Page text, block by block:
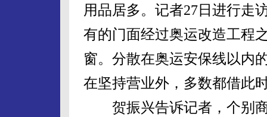
用品居多。记者27日进行走
有的门面经过奥运改造工程
窗。分散在奥运安保线以内
在坚持营业外，多数都借此
贺振兴告诉记者，个别商